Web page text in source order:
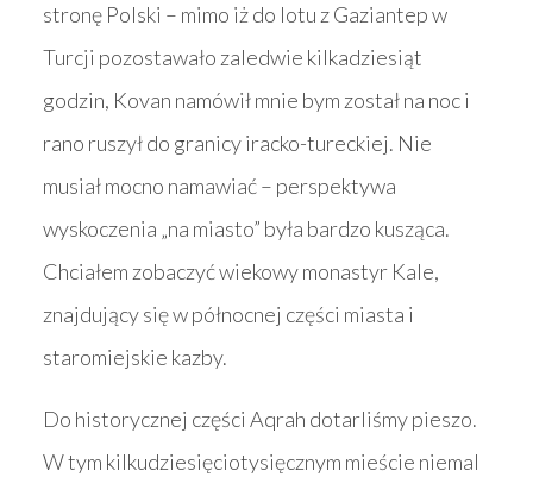
stronę Polski – mimo iż do lotu z Gaziantep w
Turcji pozostawało zaledwie kilkadziesiąt
godzin, Kovan namówił mnie bym został na noc i
rano ruszył do granicy iracko-tureckiej. Nie
musiał mocno namawiać – perspektywa
wyskoczenia „na miasto” była bardzo kusząca.
Chciałem zobaczyć wiekowy monastyr Kale,
znajdujący się w północnej części miasta i
staromiejskie kazby.
Do historycznej części Aqrah dotarliśmy pieszo.
W tym kilkudziesięciotysięcznym mieście niemal